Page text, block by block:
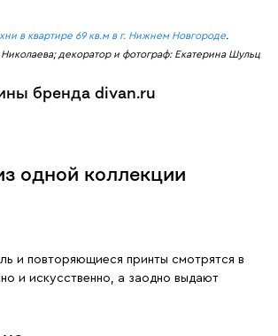
в квартире 69 кв.м в г. Нижнем Новгороде.
декоратор и фотограф: Екатерина Шульц
бренда divan.ru
одной коллекции
и повторяющиеся принты смотрятся в
и искусственно, а заодно выдают